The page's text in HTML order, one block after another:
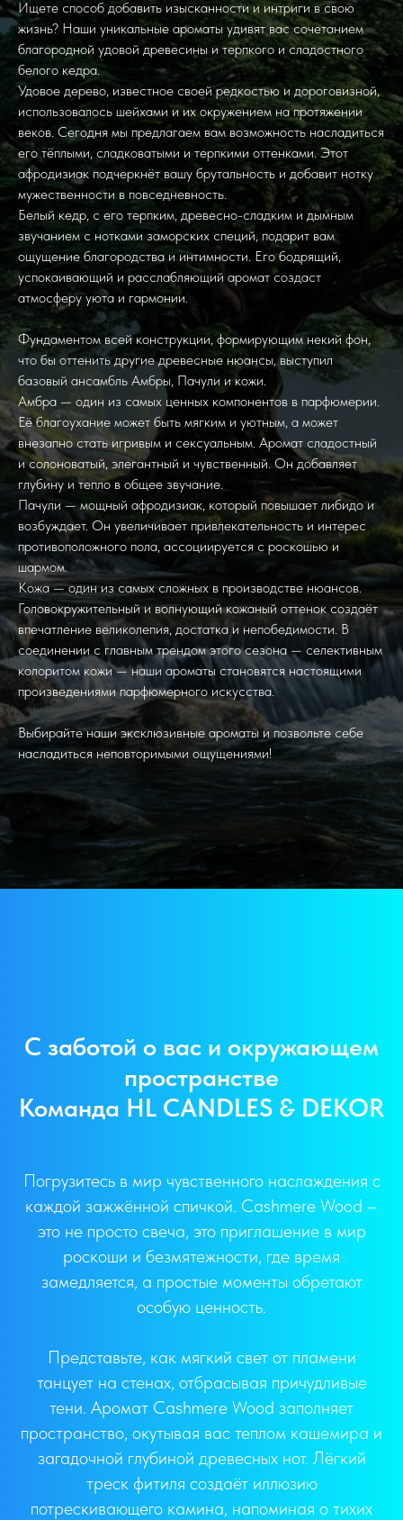
Ищете способ добавить изысканности и интриги в свою
жизнь? Наши уникальные ароматы удивят вас сочетанием
благородной удовой древесины и терпкого и сладостного
белого кедра.
Удовое дерево, известное своей редкостью и дороговизной,
использовалось шейхами и их окружением на протяжении
веков. Сегодня мы предлагаем вам возможность насладиться
его тёплыми, сладковатыми и терпкими оттенками. Этот
афродизиак подчеркнёт вашу брутальность и добавит нотку
мужественности в повседневность.
Белый кедр, с его терпким, древесно-сладким и дымным
звучанием с нотками заморских специй, подарит вам
ощущение благородства и интимности. Его бодрящий,
успокаивающий и расслабляющий аромат создаст
атмосферу уюта и гармонии.
Фундаментом всей конструкции, формирующим некий фон,
что бы оттенить другие древесные нюансы, выступил
базовый ансамбль Амбры, Пачули и кожи.
Амбра — один из самых ценных компонентов в парфюмерии.
Её благоухание может быть мягким и уютным, а может
внезапно стать игривым и сексуальным. Аромат сладостный
и солоноватый, элегантный и чувственный. Он добавляет
глубину и тепло в общее звучание.
Пачули — мощный афродизиак, который повышает либидо и
возбуждает. Он увеличивает привлекательность и интерес
противоположного пола, ассоциируется с роскошью и
шармом.
Кожа — один из самых сложных в производстве нюансов.
Головокружительный и волнующий кожаный оттенок создаёт
впечатление великолепия, достатка и непобедимости. В
соединении с главным трендом этого сезона — селективным
колоритом кожи — наши ароматы становятся настоящими
произведениями парфюмерного искусства.
Выбирайте наши эксклюзивные ароматы и позвольте себе
насладиться неповторимыми ощущениями!
С заботой о вас и окружающем
пространстве
Команда HL CANDLES & DEKOR
Погрузитесь в мир чувственного наслаждения с
каждой зажжённой спичкой. Cashmere Wood –
это не просто свеча, это приглашение в мир
роскоши и безмятежности, где время
замедляется, а простые моменты обретают
особую ценность.
Представьте, как мягкий свет от пламени
танцует на стенах, отбрасывая причудливые
тени. Аромат Cashmere Wood заполняет
пространство, окутывая вас теплом кашемира и
загадочной глубиной древесных нот. Лёгкий
треск фитиля создаёт иллюзию
потрескивающего камина, напоминая о тихих